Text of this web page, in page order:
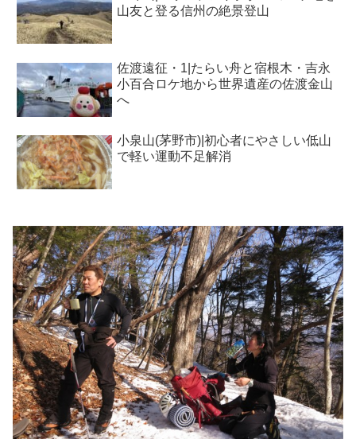
山友と登る信州の絶景登山
佐渡遠征・1|たらい舟と宿根木・吉永
小百合ロケ地から世界遺産の佐渡金山
へ
小泉山(茅野市)|初心者にやさしい低山
で軽い運動不足解消